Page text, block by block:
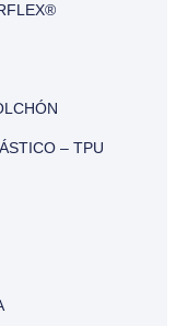
– TPU